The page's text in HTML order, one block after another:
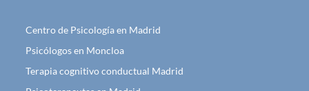
Centro de Psicología en Madrid
Psicólogos en Moncloa
Terapia cognitivo conductual Madrid